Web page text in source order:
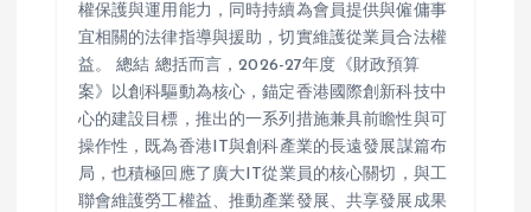
權保護與運用能力，同時持續為會員提供與僱傭事
宜相關的法律指導與援助，切實維護從業員合法權
益。 總結 總括而言，2026-27年度《財政預算
案》以創科驅動為核心，錨定香港國際創新科技中
心的建設目標，推出的一系列措施兼具前瞻性與可
操作性，既為香港IT與創科產業的長遠發展謀篇布
局，也積極回應了廣大IT從業員的核心關切，與工
聯會維護勞工權益、推動產業發展、共享發展成果